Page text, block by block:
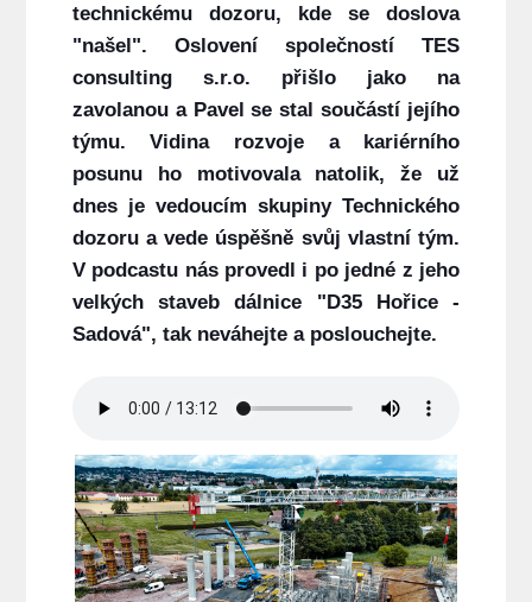
technickému dozoru, kde se doslova
"našel". Oslovení společnostíTES
consulting s.r.o. přišlo jako na
zavolanou a Pavel se stal součástí jejího
týmu. Vidina rozvoje a kariérního
posunu ho motivovala natolik, že už
dnes je vedoucím skupiny Technického
dozorua vede úspěšně svůj vlastní tým.
V podcastu nás provedl i po jedné z jeho
velkých staveb dálnice "D35 Hořice -
Sadová", tak neváhejte a poslouchejte.